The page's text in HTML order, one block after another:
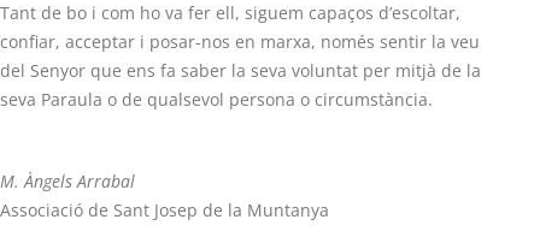
Tant de bo i com ho va fer ell, siguem capaços d’escoltar,
confiar, acceptar i posar-nos en marxa, només sentir la veu
del Senyor que ens fa saber la seva voluntat per mitjà de la
seva Paraula o de qualsevol persona o circumstància.
M. Àngels Arrabal
Associació de Sant Josep de la Muntanya